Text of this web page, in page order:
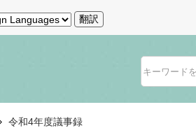
翻訳
令和4年度議事録